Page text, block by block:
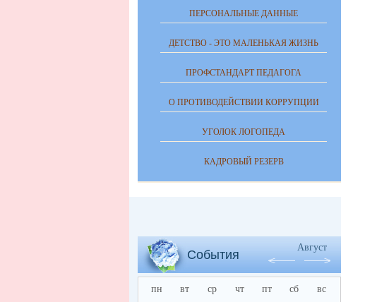
ПЕРСОНАЛЬНЫЕ ДАННЫЕ
ДЕТСТВО - ЭТО МАЛЕНЬКАЯ ЖИЗНЬ
ПРОФСТАНДАРТ ПЕДАГОГА
О ПРОТИВОДЕЙСТВИИ КОРРУПЦИИ
УГОЛОК ЛОГОПЕДА
КАДРОВЫЙ РЕЗЕРВ
События
Август
пн вт ср чт пт сб вс